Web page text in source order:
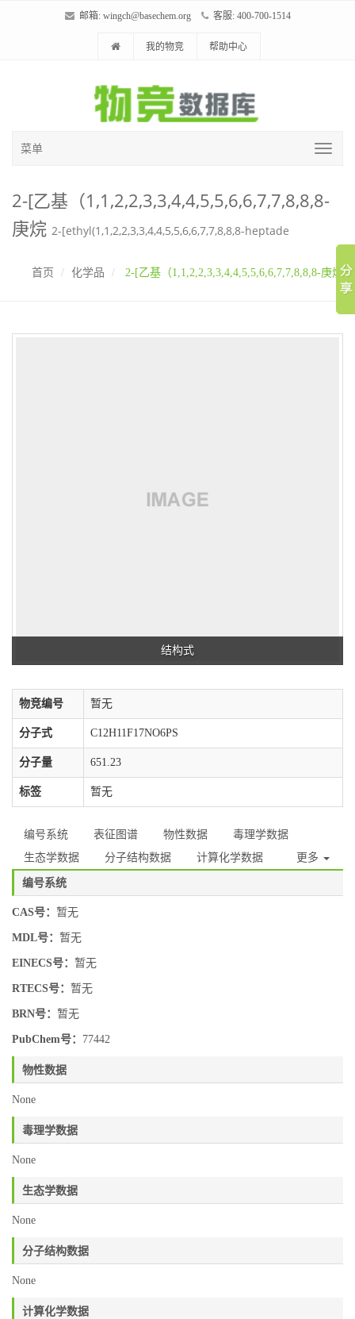
邮箱: wingch@basechem.org 客服: 400-700-1514
我的物竞 帮助中心
菜单
2-[乙基（1,1,2,2,3,3,4,4,5,5,6,6,7,7,8,8,8-
庚烷 2-[ethyl(1,1,2,2,3,3,4,4,5,5,6,6,7,7,8,8,8-heptade
首页 化学品 2-[乙基（1,1,2,2,3,3,4,4,5,5,6,6,7,7,8,8,8-庚烷
结构式
物竞编号 暂无
分子式 C12H11F17NO6PS
分子量 651.23
标签 暂无
编号系统 表征图谱 物性数据
毒理学数据
生态学数据
分子结构数据 计算化学数据 更多
编号系统
CAS号： 暂无
MDL号： 暂无
EINECS号： 暂无
RTECS号： 暂无
BRN号： 暂无
PubChem号： 77442
物性数据
None
毒理学数据
None
生态学数据
None
分子结构数据
None
计算化学数据